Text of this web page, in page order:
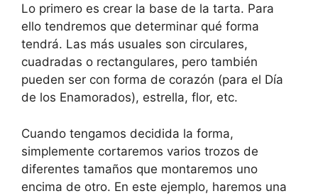
Lo primero es crear la base de la tarta. Para
ello tendremos que determinar qué forma
tendrá. Las más usuales son circulares,
cuadradas o rectangulares, pero también
pueden ser con forma de corazón (para el Día
de los Enamorados), estrella, flor, etc.
Cuando tengamos decidida la forma,
simplemente cortaremos varios trozos de
diferentes tamaños que montaremos uno
encima de otro. En este ejemplo, haremos una